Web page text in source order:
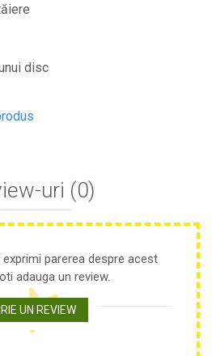
disc
uri (0)
parerea despre acest
adauga un review.
UN REVIEW